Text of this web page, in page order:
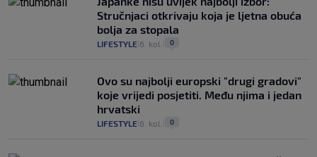
Stručnjaci otkrivaju koja je ljetna obuća
bolja za stopala
LIFESTYLE 6. kol. 0
Ovo su najbolji europski "drugi gradovi"
koje vrijedi posjetiti. Među njima i jedan
hrvatski
LIFESTYLE 6. kol. 0